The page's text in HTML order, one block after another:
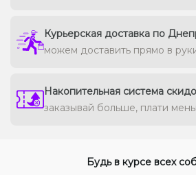
Курьерская доставка по
можем доставить прямо в
Накопительная система
заказывай больше, плати
Будь в курсе всех